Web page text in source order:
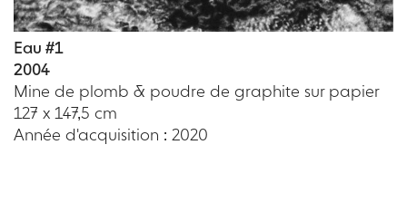
Eau #1
2004
Mine de plomb & poudre de graphite sur papier
127 x 147,5 cm
Année d'acquisition : 2020